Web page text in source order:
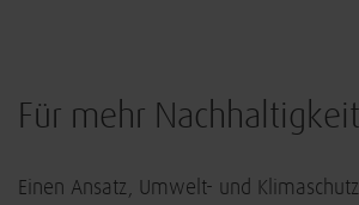
Für mehr Nachhaltigkeit
Einen Ansatz, Umwelt- und